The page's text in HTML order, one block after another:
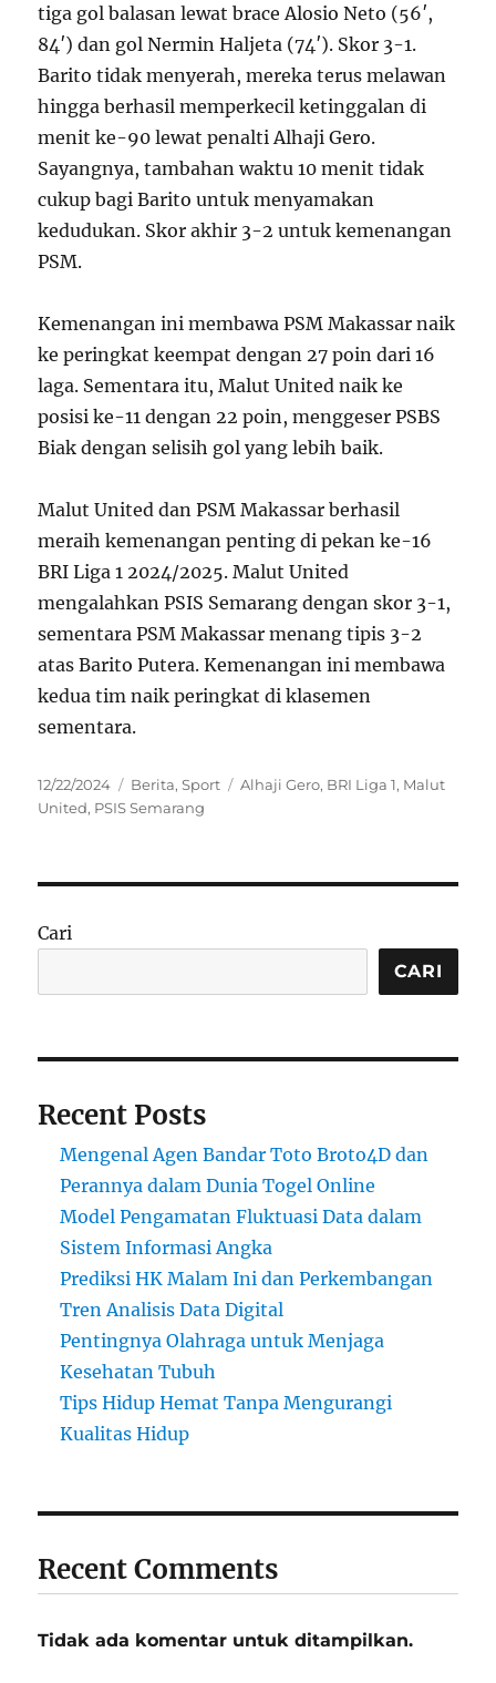
tiga gol balasan lewat brace Alosio Neto (56′,
84′) dan gol Nermin Haljeta (74′). Skor 3-1.
Barito tidak menyerah, mereka terus melawan
hingga berhasil memperkecil ketinggalan di
menit ke-90 lewat penalti Alhaji Gero.
Sayangnya, tambahan waktu 10 menit tidak
cukup bagi Barito untuk menyamakan
kedudukan. Skor akhir 3-2 untuk kemenangan
PSM.
Kemenangan ini membawa PSM Makassar naik
ke peringkat keempat dengan 27 poin dari 16
laga. Sementara itu, Malut United naik ke
posisi ke-11 dengan 22 poin, menggeser PSBS
Biak dengan selisih gol yang lebih baik.
Malut United dan PSM Makassar berhasil
meraih kemenangan penting di pekan ke-16
BRI Liga 1 2024/2025. Malut United
mengalahkan PSIS Semarang dengan skor 3-1,
sementara PSM Makassar menang tipis 3-2
atas Barito Putera. Kemenangan ini membawa
kedua tim naik peringkat di klasemen
sementara.
Posted
on
12/22/2024 Categories
Berita,Sport Tags
Alhaji Gero, BRI Liga 1, Malut
United, PSIS Semarang
Cari
CARI
Recent Posts
Mengenal Agen Bandar Toto Broto4D dan
Perannya dalam Dunia Togel Online
Model Pengamatan Fluktuasi Data dalam
Sistem Informasi Angka
Prediksi HK Malam Ini dan Perkembangan
Tren Analisis Data Digital
Pentingnya Olahraga untuk Menjaga
Kesehatan Tubuh
Tips Hidup Hemat Tanpa Mengurangi
Kualitas Hidup
Recent Comments
Tidak ada komentar untuk ditampilkan.